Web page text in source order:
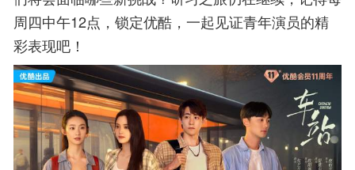
周四中午12点，锁定优酷，一起见证青年演员的精
彩表现吧！